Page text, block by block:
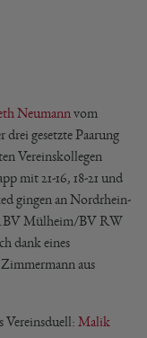
Neumann vom
gesetzte Paarung
Vereinskollegen
mit 21-16, 18-21 und
gingen an Nordrhein-
Mülheim/BV RW
dank eines
aus
Vereinsduell: Malik